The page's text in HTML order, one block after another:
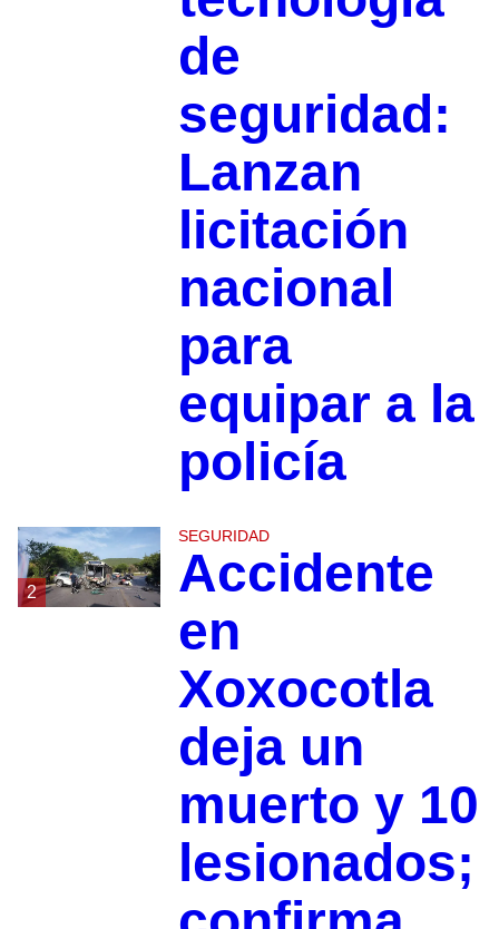
de
seguridad:
Lanzan
licitación
nacional
para
equipar a la
policía
2
SEGURIDAD
Accidente
en
Xoxocotla
deja un
muerto y 10
lesionados;